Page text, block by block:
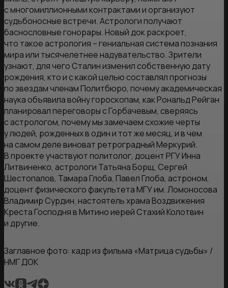
с многомиллионными контрактами и организуют
судьбоносные встречи. Астрологи получают
баснословные гонорары. Новый док раскроет,
что такое астрология – гениальная система познания
мира или тысячелетнее надувательство. Зрители
узнают, для чего Сталин изменил собственную дату
рождения, кто и с какой целью составлял прогнозы
по звездам членам Политбюро, почему академическая
наука объявила войну гороскопам, как Рональд Рейган
планировал переговоры с Горбачевым, сверяясь
с астрологом, почему мы замечаем схожие черты
у людей, рожденных в один и тот же месяц, и в чем
на самом деле виноват ретроградный Меркурий.
В проекте участвуют политолог, доцент РГУ Инна
Литвиненко, астрологи Татьяна Борщ, Сергей
Шестопалов, Тамара Глоба, Павел Глоба, астроном,
доцент физического факультета МГУ им. Ломоносова
Владимир Сурдин, настоятель храма Воздвижения
Креста Господня в Митино иерей Стахий Колотвин
и другие.
Заглавное фото: кадр из фильма «Матрица судьбы» /
НМГ ДОК